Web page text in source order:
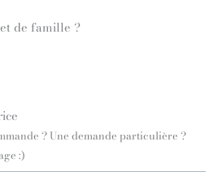
de famille ?
? Une demande particulière ?
:)